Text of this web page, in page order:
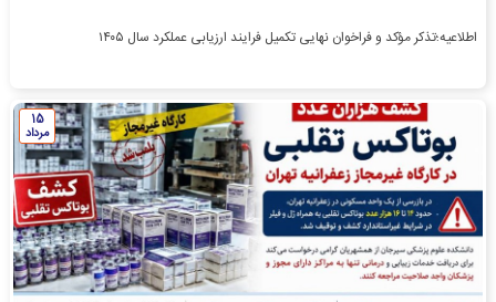
اطلاعیه؛تذکر مؤکد و فراخوان نهایی تکمیل فرایند ارزیابی عملکرد سال ۱۴۰۵
15
مرداد